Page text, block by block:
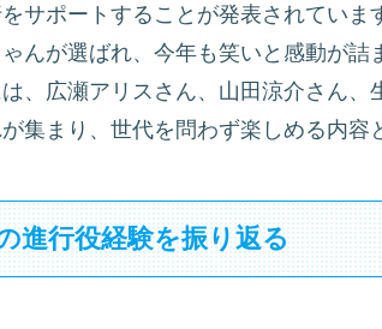
サポートすることが発表されていま
んが選ばれ、今年も笑いと感動が詰
、広瀬アリスさん、山田涼介さん、
集まり、世代を問わず楽しめる内容
進行役経験を振り返る